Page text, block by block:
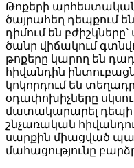
Թոքերի
ծայրահեղ դեպքում
դիմում են
ծանր վիճակում
թոքերը կարող են
հիվանդին
կոկորդում են
օդափոխիչները
մատակարարել դեպի
շնչառական
սարքին միացված
մահացությունը բարձր